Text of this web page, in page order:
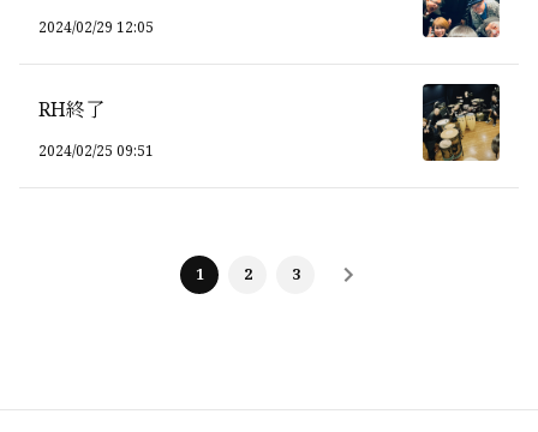
2024/02/29 12:05
RH終了
2024/02/25 09:51
1 2 3